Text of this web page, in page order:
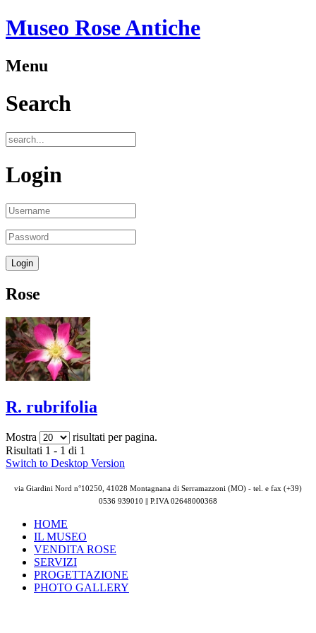
Museo Rose Antiche
Menu
Search
Login
Rose
R. rubrifolia
Mostra
risultati per pagina.
Risultati 1 - 1 di 1
Switch to Desktop Version
via Giardini Nord n°10250, 41028 Montagnana di Serramazzoni (MO) - tel. e fax (+39)
0536 939010 || P.IVA02648000368
HOME
IL MUSEO
VENDITA ROSE
SERVIZI
PROGETTAZIONE
PHOTO GALLERY